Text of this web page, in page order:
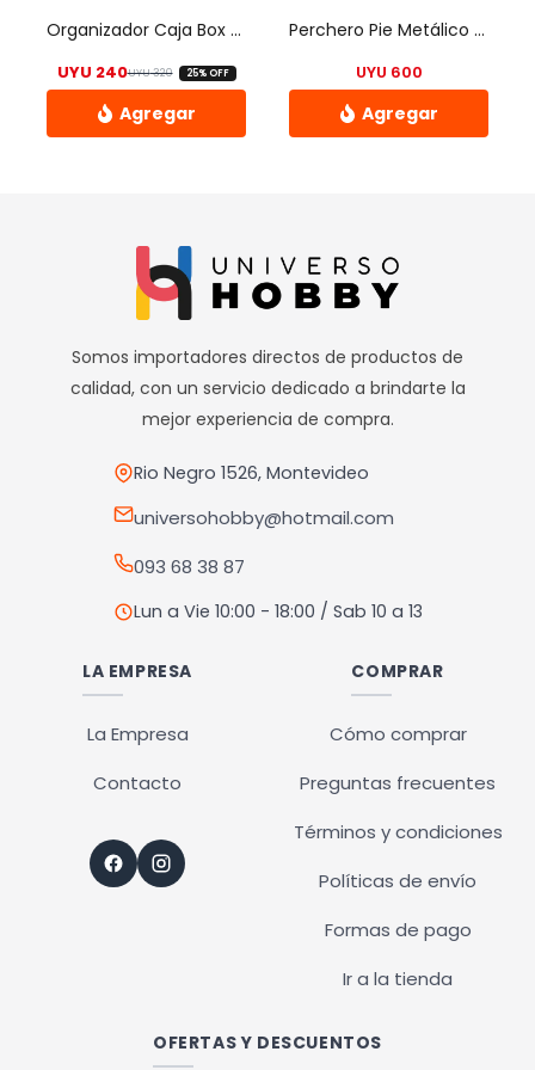
elegir
la
página
de
elegir
la
página
de
Organizador Caja Box Plegable Apilable X 2 Un Universo Hobby
UYU320El precio original era: UYU 320.
UYU 240 El precio actual es: UYU 240.
25% OFF
múltiples
variantes.
Las
opciones
se
pueden
en
la
de
producto
Perchero Pie Metálico Organizador Con Colgador Y Estante
UYU 600
variantes.
Las
opciones
se
pueden
producto
Somos importadores directos de productos de
calidad, con un servicio dedicado a brindarte la
mejor experiencia de compra.
Rio Negro 1526, Montevideo
universohobby@hotmail.com
093 68 38 87
Lun a Vie 10:00 - 18:00 / Sab 10 a 13
LA EMPRESA
La Empresa
Contacto
COMPRAR
Cómo comprar
Preguntas frecuentes
Términos y condiciones
Políticas de envío
Formas de pago
Ir a la tienda
OFERTAS Y DESCUENTOS